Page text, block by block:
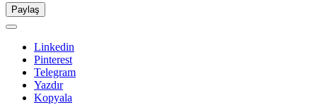
Paylaş
Linkedin
Pinterest
Telegram
Yazdır
Kopyala